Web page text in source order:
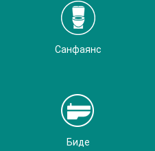
Санфаянс
Биде